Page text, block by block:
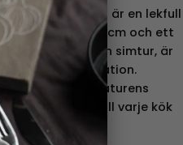
Original®
är en lekfull
diameter på 31 cm och ett
är redo för en simtur, är
och dekoration.
Grodsim naturens
kreativ touch till varje kök